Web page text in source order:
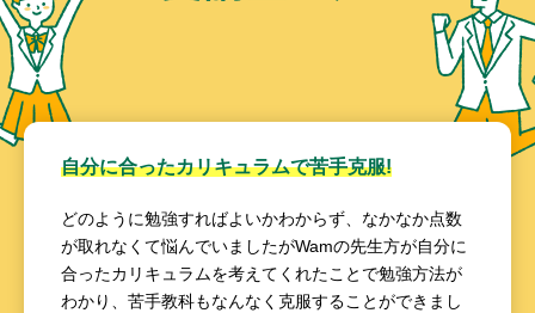
自分に合ったカリキュラムで苦手克服!
どのように勉強すればよいかわからず、なかなか点数
が取れなくて悩んでいましたがWamの先生方が自分に
合ったカリキュラムを考えてくれたことで勉強方法が
わかり、苦手教科もなんなく克服することができまし